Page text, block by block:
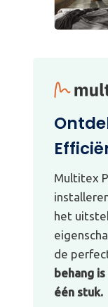
Multitex
het
de
behang
één stuk.